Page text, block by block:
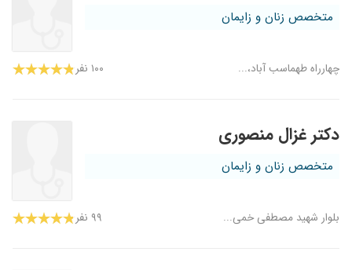
متخصص زنان و زایمان
چهارراه طهماسب آباد،... ۱۰۰ نفر
دکتر غزال منصوری
متخصص زنان و زایمان
بلوار شهید مصطفی خمی... ۹۹ نفر